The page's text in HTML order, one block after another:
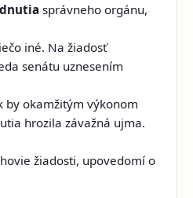
správneho orgánu,
iné. Na žiadosť
senátu uznesením
by okamžitým výkonom
hrozila závažná ujma.
žiadosti, upovedomí o